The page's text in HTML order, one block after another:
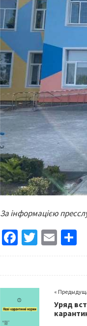
За інформацією
Fa
ce
o
o
k
T
wi
er
E
m
l
h
«
Уряд